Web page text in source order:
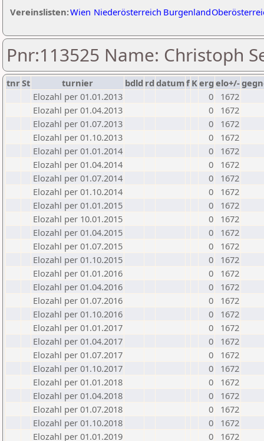
Vereinslisten:Wien Niederösterreich Burgenland
Pnr:113525 Name: Christoph
tnrSt turnier bdld rd datumf Kerg elo+/-
Elozahl per 01.01.2013
0
1672
Elozahl per 01.04.2013
0
1672
Elozahl per 01.07.2013
0
1672
Elozahl per 01.10.2013
0
1672
Elozahl per 01.01.2014
0
1672
Elozahl per 01.04.2014
0
1672
Elozahl per 01.07.2014
0
1672
Elozahl per 01.10.2014
0
1672
Elozahl per 01.01.2015
0
1672
Elozahl per 10.01.2015
0
1672
Elozahl per 01.04.2015
0
1672
Elozahl per 01.07.2015
0
1672
Elozahl per 01.10.2015
0
1672
Elozahl per 01.01.2016
0
1672
Elozahl per 01.04.2016
0
1672
Elozahl per 01.07.2016
0
1672
Elozahl per 01.10.2016
0
1672
Elozahl per 01.01.2017
0
1672
Elozahl per 01.04.2017
0
1672
Elozahl per 01.07.2017
0
1672
Elozahl per 01.10.2017
0
1672
Elozahl per 01.01.2018
0
1672
Elozahl per 01.04.2018
0
1672
Elozahl per 01.07.2018
0
1672
Elozahl per 01.10.2018
0
1672
Elozahl per 01.01.2019
0
1672